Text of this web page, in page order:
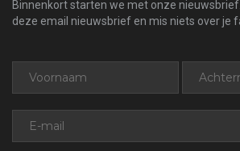
Binnenkort starten we met onze
deze email nieuwsbrief en mis niets over je